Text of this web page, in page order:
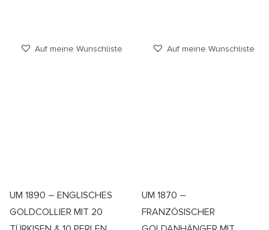
Auf meine Wunschliste
UM 1890 – ENGLISCHES
GOLDCOLLIER MIT 20
Auf meine Wunschliste
UM 1870 –
FRANZÖSISCHER